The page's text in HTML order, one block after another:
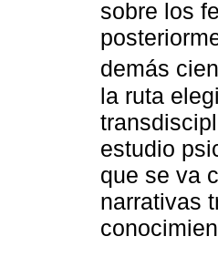
sobre los
demás
la ruta
estudio
que se va
narrativas